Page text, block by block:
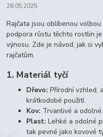
28.05.2025
Rajčata jsou oblíbenou
podpora růstu těchto rostlin
výnosu. Zde je návod, jak si
rajčatům.
1. Materiál tyčí
Dřevo: Přírodní vzhled,
krátkodobé použití.
Kov: Trvanlivé a
Plast: Lehké a odolné
tak pevné jako kovové